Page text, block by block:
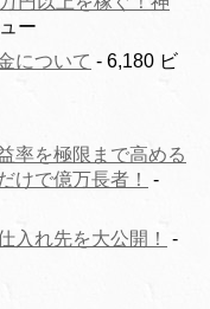
ー
について - 6,180 ビ
率を極限まで高める
けで億万長者！
-
入れ先を大公開！
-